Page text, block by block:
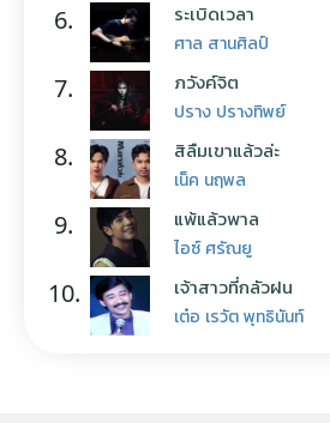
6. ระเบิดเวลา
ศาล สานศิลป์
7. ภวังค์จิต
ปราง ปรางทิพย์
8. สิลืมเขาแล้วล่ะ
เน็ค นฤพล
9. แพ้แล้วพาล
ไอซ์ ศรัณยู
10. เจ้าสาวที่กลัวฝน
เต๋อ เรวัต พุทธินันท์